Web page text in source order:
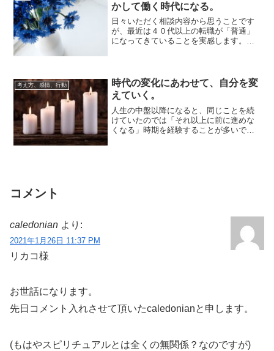
かして働く時代になる。
日々いただく相談内容から思うことです
が、最近は４０代以上の転職が「普通」
になってきていることを実感します。終
考え方、感情、行動
時代の変化にあわせて、自分を変
えていく。
人生の中盤以降になると、同じことを続
けていたのでは「それ以上に前に進めな
くなる」時期を経験することが多いで
コメント
caledonian より:
2021年1月26日 11:37 PM
リカコ様
お世話になります。
先日コメント入れさせて頂いたcaledonianと申します。
(もはやスピリチュアルとは全くの無関係？なのですが)